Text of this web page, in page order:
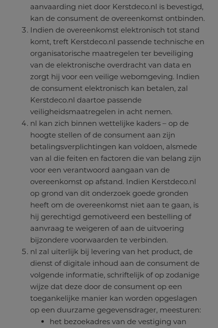
aanvaarding niet door Kerstdeco.nl is bevestigd,
kan de consument de overeenkomst ontbinden.
Indien de overeenkomst elektronisch tot stand
komt, treft Kerstdeco.nl passende technische en
organisatorische maatregelen ter beveiliging
van de elektronische overdracht van data en
zorgt hij voor een veilige webomgeving. Indien
de consument elektronisch kan betalen, zal
Kerstdeco.nl daartoe passende
veiligheidsmaatregelen in acht nemen.
nl kan zich binnen wettelijke kaders – op de
hoogte stellen of de consument aan zijn
betalingsverplichtingen kan voldoen, alsmede
van al die feiten en factoren die van belang zijn
voor een verantwoord aangaan van de
overeenkomst op afstand. Indien Kerstdeco.nl
op grond van dit onderzoek goede gronden
heeft om de overeenkomst niet aan te gaan, is
hij gerechtigd gemotiveerd een bestelling of
aanvraag te weigeren of aan de uitvoering
bijzondere voorwaarden te verbinden.
nl zal uiterlijk bij levering van het product, de
dienst of digitale inhoud aan de consument de
volgende informatie, schriftelijk of op zodanige
wijze dat deze door de consument op een
toegankelijke manier kan worden opgeslagen
op een duurzame gegevensdrager, meesturen:
het bezoekadres van de vestiging van